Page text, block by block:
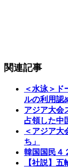
関連記事
＜水泳＞ド
ルの利用認
アジア大会
占領した中
＜アジア
ち」
韓国国民４
【社説】